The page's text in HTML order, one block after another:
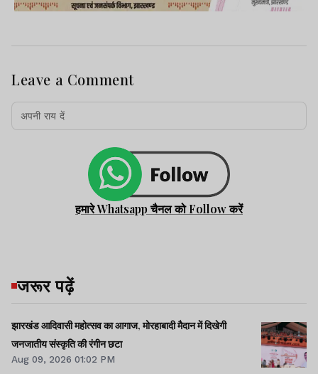
Leave a Comment
हमारे Whatsapp चैनल को Follow करें
जरूर पढ़ें
झारखंड आदिवासी महोत्सव का आगाज, मोरहाबादी मैदान में दिखेगी
जनजातीय संस्कृति की रंगीन छटा
Aug 09, 2026 01:02 PM